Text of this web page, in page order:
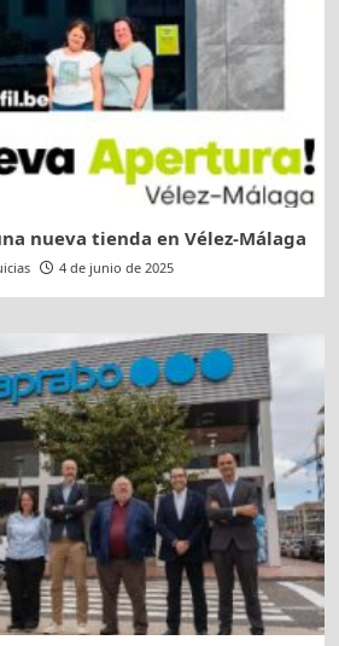
nueva tienda en Vélez-Málaga
4 de junio de 2025